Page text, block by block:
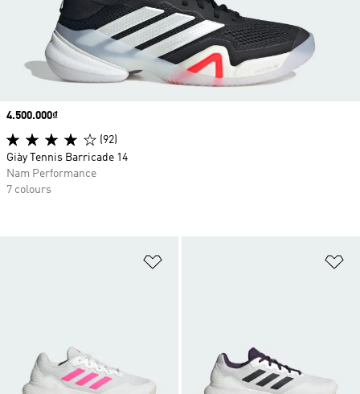
Price
4.500.000₫
(92)
Giày Tennis Barricade 14
Nam Performance
7 colours